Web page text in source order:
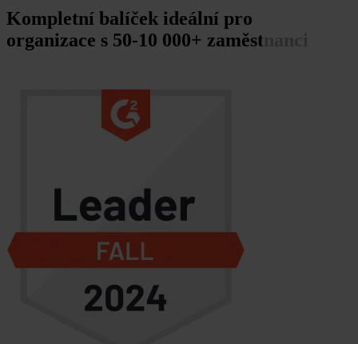
Kompletní balíček ideální pro
organizace s 50-10 000+ zaměstnanci